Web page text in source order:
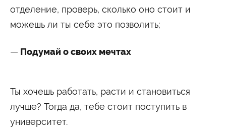
отделение, проверь, сколько оно стоит и
можешь ли ты себе это позволить;
Подумай о своих мечтах
Ты хочешь работать, расти и становиться
лучше? Тогда да, тебе стоит поступить в
университет.